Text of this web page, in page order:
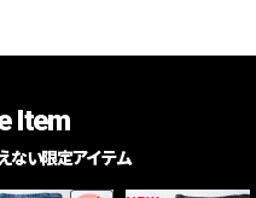
Item
ない限定アイテム